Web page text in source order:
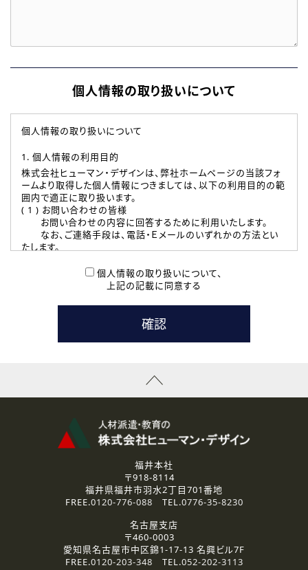
個人情報の取り扱いについて
個人情報の取り扱いについて
1. 個人情報の利用目的
株式会社ヒューマン・デザインは、弊社ホームページの当該フォ
ームより取得した個人情報につきましては、以下の利用目的の範
囲内で適正に取り扱います。
( 1 ) お問い合わせの皆様
お問い合わせの内容に回答するために利用いたします。
なお、ご連絡手段は、電話・Ｅメールのいずれかの方法とい
たします。
本登録に関するご連絡および本登録時の参考情報として利
たします。
( 3 ) スタッフ派遣を検討されている企業の皆様
お問い合わせの内容に回答するために利用いたします。
なお、ご連絡手段は、電話・Ｅメールのいずれかの方法とい
資料送付、受講相談に関するご連絡のために利用いたしま
その他、お問い合わせの内容に回答するために利用いたし
なお、ご連絡手段は、電話・Ｅメールのいずれかの方法とい
2.個人情報の第三者提供
ご提供いただいた個人情報は、法令等の規定に従う場合を除き、
3.個人情報の取り扱いの委託
弊社の定める個人情報保護の評価基準を満たした委託先に、個
人情報を委託する場合があります。
個人情報の取り扱いについて、
上記の記載に同意する
福井本社
〒918-8114
福井県福井市羽水2丁目701番地
FREE.0120-776-088 TEL.0776-35-8230
名古屋支店
〒460-0003
愛知県名古屋市中区錦1-17-13 名興ビル7F
FREE.0120-203-348 TEL.052-202-3113